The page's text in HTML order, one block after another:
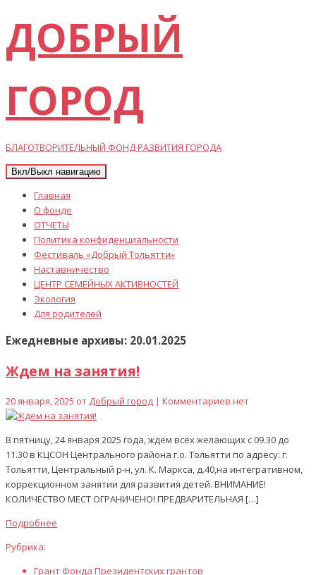
ДОБРЫЙ
ГОРОД
БЛАГОТВОРИТЕЛЬНЫЙ ФОНД РАЗВИТИЯ ГОРОДА
Вкл/Выкл навигацию
Главная
О фонде
ОТЧЕТЫ
Политика конфиденциальности
Фестиваль «Добрый Тольятти»
Наставничество
ЦЕНТР СЕМЕЙНЫХ АКТИВНОСТЕЙ
Экология
Для родителей
Ежедневные архивы: 20.01.2025
Ждем на занятия!
20 января, 2025 от Добрый город | Комментариев нет
В пятницу, 24 января 2025 года, ждем всех желающих с 09.30 до
11.30 в КЦСОН Центрального района г.о. Тольятти по адресу: г.
Тольятти, Центральный р-н, ул. К. Маркса, д.40,на интегративном,
коррекционном занятии для развития детей. ВНИМАНИЕ!
КОЛИЧЕСТВО МЕСТ ОГРАНИЧЕНО! ПРЕДВАРИТЕЛЬНАЯ […]
Подробнее
Рубрика:
Грант Фонда Президентских грантов